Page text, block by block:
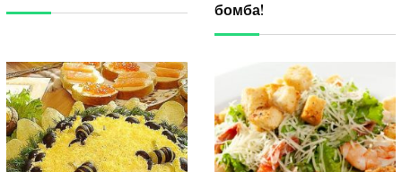
бомба!